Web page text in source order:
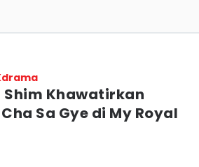
Shim Khawatirkan
Sa Gye di My Royal